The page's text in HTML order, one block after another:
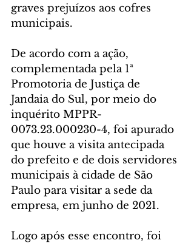
graves prejuízos aos cofres
municipais.
De acordo com a ação,
complementada pela 1ª
Promotoria de Justiça de
Jandaia do Sul, por meio do
inquérito MPPR-
0073.23.000230-4, foi apurado
que houve a visita antecipada
do prefeito e de dois servidores
municipais à cidade de São
Paulo para visitar a sede da
empresa, em junho de 2021.
Logo após esse encontro, foi